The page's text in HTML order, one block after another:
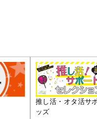
推し活・オタ活サ
ッズ